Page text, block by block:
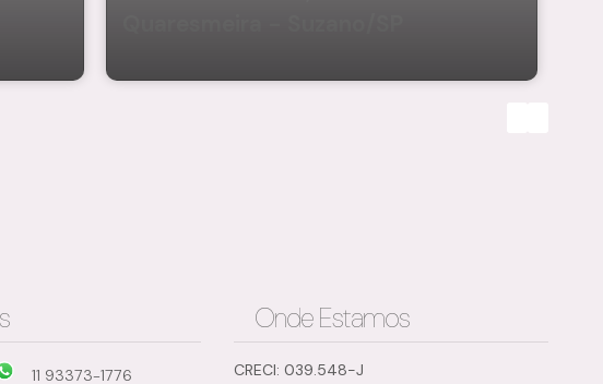
11 93373-1776
Onde Estamos
CRECI: 039.548-J